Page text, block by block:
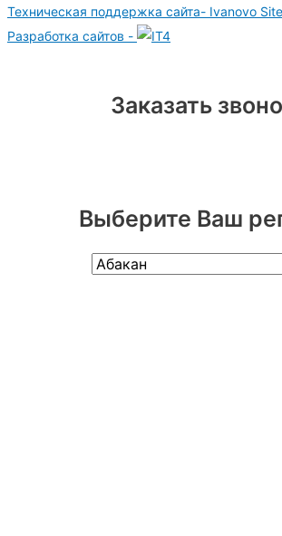
Техническая поддержка сайта- Ivanovo Site
Разработка сайтов -
Заказать
Выберите Ваш